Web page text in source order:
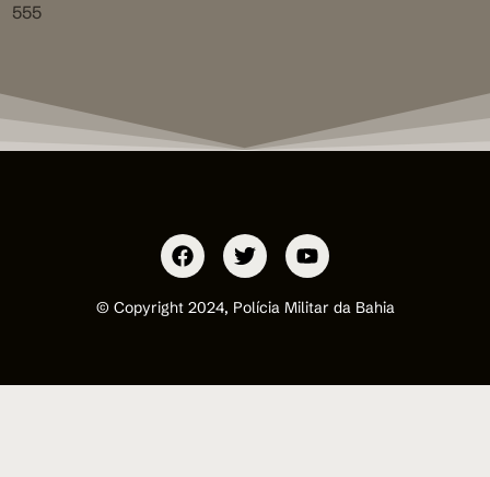
555
© Copyright 2024, Polícia Militar da Bahia